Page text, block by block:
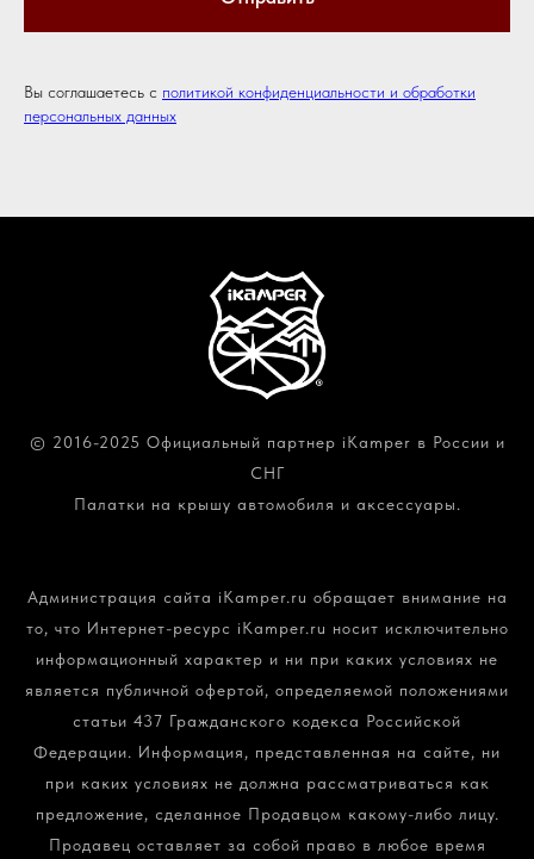
Вы соглашаетесь с политикой конфиденциальности и обработки
персональных данных
© 2016-2025 Официальный партнер iKamper в России и
СНГ
Палатки на крышу автомобиля и аксессуары.
Администрация сайта iKamper.ru обращает внимание на
то, что Интернет-ресурс iKamper.ru носит исключительно
информационный характер и ни при каких условиях не
является публичной офертой, определяемой положениями
статьи 437 Гражданского кодекса Российской
Федерации. Информация, представленная на сайте, ни
при каких условиях не должна рассматриваться как
предложение, сделанное Продавцом какому-либо лицу.
Продавец оставляет за собой право в любое время